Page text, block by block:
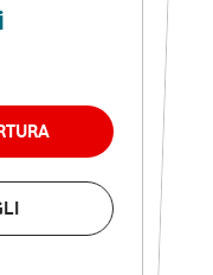
CLUB
COPERTURA